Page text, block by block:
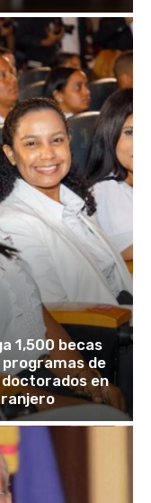
1,500 becas
de
en